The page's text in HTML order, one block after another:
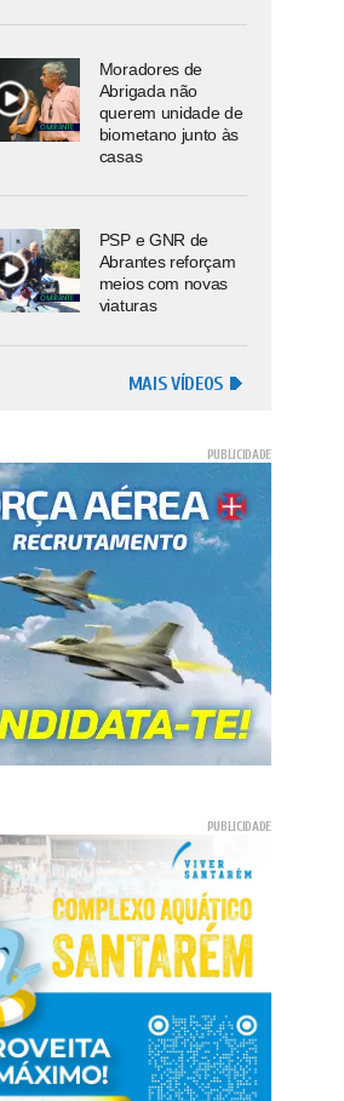
Moradores de
Abrigada não
querem unidade de
biometano junto às
casas
PSP e GNR de
Abrantes reforçam
meios com novas
viaturas
MAIS VÍDEOS